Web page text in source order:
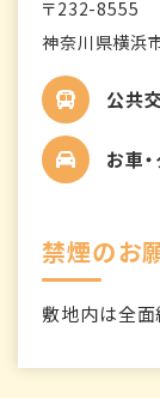
〒232-8555
神奈川県横浜
公共
お車
禁煙のお
敷地内は全面